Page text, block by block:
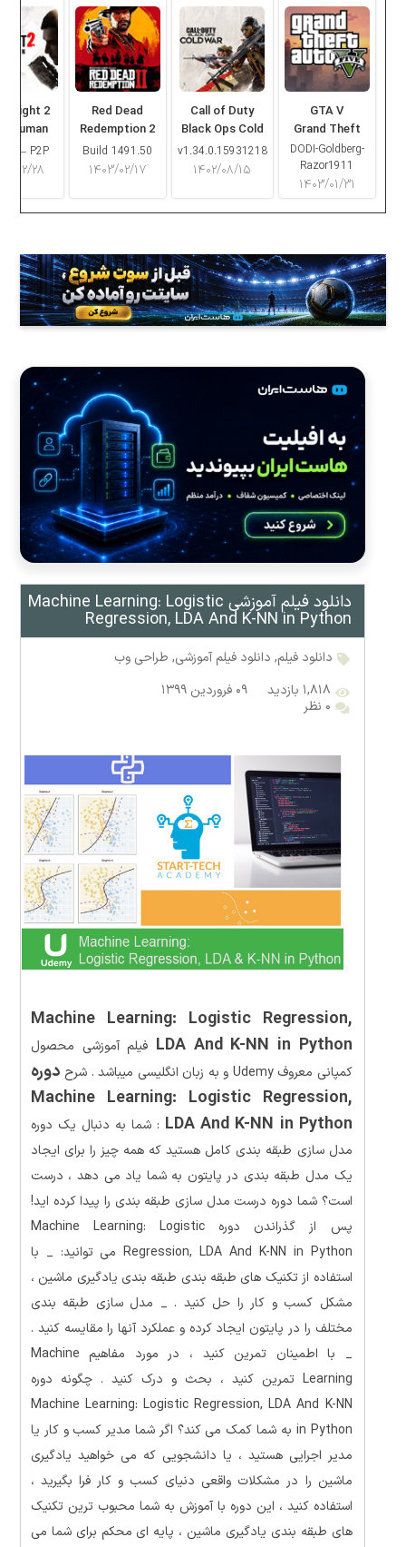
GTA V
Grand Theft
Auto V
DODI-Goldberg-
Razor1911
۱۴۰۳/۰۱/۳۱
Call of Duty
Black Ops Cold
War
v1.34.0.15931218
۱۴۰۲/۰۸/۱۵
Red Dead
Redemption 2
Build 1491.50
۱۴۰۳/۰۲/۱۷
Light 2
Human
– P2P
۱۴۰۳/
دانلود فیلم آموزشی Machine Learning: Logistic
Regression, LDA And K-NN in Python
دانلود فیلم, دانلود فیلم آموزشی, طراحی وب
۱,۸۱۸ بازدید
۰۹ فروردین ۱۳۹۹
۰ نظر
Machine Learning: Logistic Regression,
LDA And K-NN in Python فیلم آموزشی محصول
کمپانی معروف Udemy و به زبان انگلیسی میباشد . شرح
دوره
Machine Learning: Logistic Regression,
LDA And K-NN in Python : شما به دنبال یک دوره
مدل سازی طبقه بندی کامل هستید که همه چیز را برای ایجاد
یک مدل طبقه بندی در پایتون به شما یاد می دهد ، درست
است؟ شما دوره درست مدل سازی طبقه بندی را پیدا کرده اید!
پس از گذراندن دوره Machine Learning: Logistic
Regression, LDA And K-NN in Python می توانید: _ با
استفاده از تکنیک های طبقه بندی طبقه بندی یادگیری ماشین ،
مشکل کسب و کار را حل کنید . _ مدل سازی طبقه بندی
مختلف را در پایتون ایجاد کرده و عملکرد آنها را مقایسه کنید .
_ با اطمینان تمرین کنید ، در مورد مفاهیم Machine
Learning تمرین کنید ، بحث و درک کنید . چگونه دوره
Machine Learning: Logistic Regression, LDA And K-NN
in Python به شما کمک می کند؟ اگر شما مدیر کسب و کار یا
مدیر اجرایی هستید ، یا دانشجویی که می خواهید یادگیری
ماشین را در مشکلات واقعی دنیای کسب و کار فرا بگیرید ،
استفاده کنید ، این دوره با آموزش به شما محبوب ترین تکنیک
های طبقه بندی یادگیری ماشین ، پایه ای محکم برای شما می